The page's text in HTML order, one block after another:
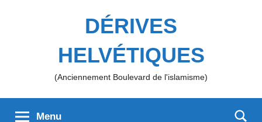
DÉRIVES
HELVÉTIQUES
(Anciennement Boulevard de l'islamisme)
Menu